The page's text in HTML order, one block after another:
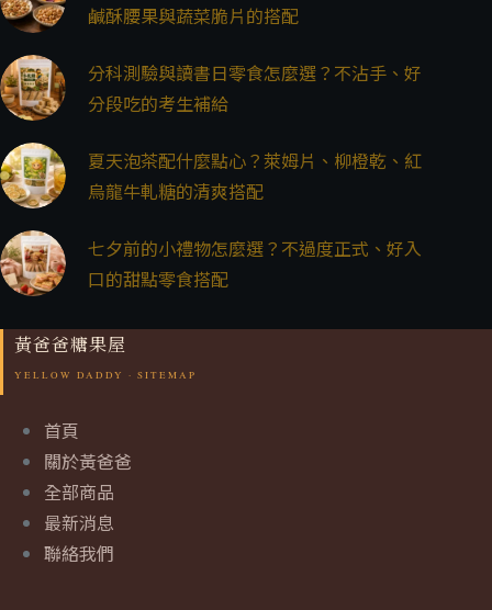
鹹酥腰果與蔬菜脆片的搭配
分科測驗與讀書日零食怎麼選？不沾手、好
分段吃的考生補給
夏天泡茶配什麼點心？萊姆片、柳橙乾、紅
烏龍牛軋糖的清爽搭配
七夕前的小禮物怎麼選？不過度正式、好入
口的甜點零食搭配
黃爸爸糖果屋
首頁
關於黃爸爸
全部商品
最新消息
聯絡我們